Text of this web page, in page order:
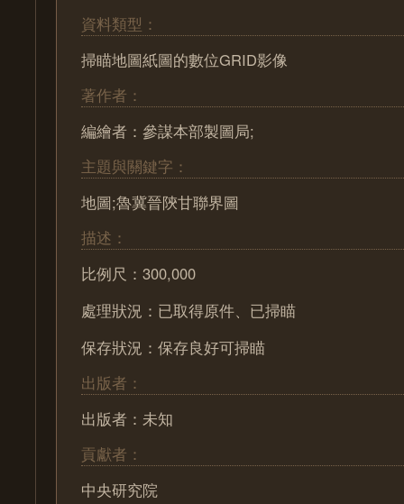
資料類型：
掃瞄地圖紙圖的數位GRID影像
著作者：
編繪者：參謀本部製圖局;
主題與關鍵字：
地圖;魯冀晉陝甘聯界圖
描述：
比例尺：300,000
處理狀況：已取得原件、已掃瞄
保存狀況：保存良好可掃瞄
出版者：
出版者：未知
貢獻者：
中央研究院